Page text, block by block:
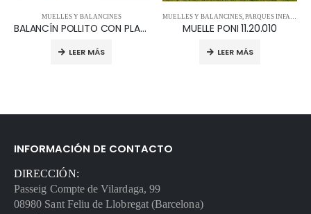
MUELLES Y BALANCINES
BALANCÍN POLLITO CON PLATAFORMA CENTRAL LN/410
LEER MÁS
MUELLES Y BALANCINES, PARQUES INFANTILES
MUELLE PONI 11.20.010
LEER MÁS
INFORMACIÓN DE CONTACTO
DIRECCIÓN:
Passeig Compte de Vilardaga, 99
08980 Sant Feliu de Llobregat (Barcelona)